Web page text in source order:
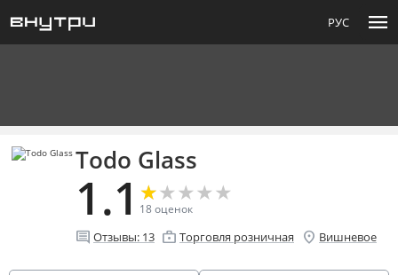
РУС menu
Todo Glass
1.1 ★
★★
★★
★★
★★
★
18оценок
comment Отзывы: 13 enterprise Торговля розничная location_on Вишневое